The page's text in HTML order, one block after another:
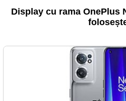
Display cu rama OnePlus